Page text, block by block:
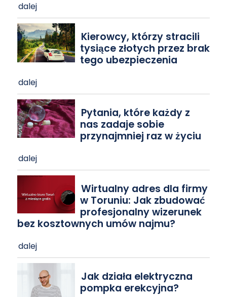
dalej
Kierowcy, którzy stracili
tysiące złotych przez brak
tego ubezpieczenia
dalej
Pytania, które każdy z
nas zadaje sobie
przynajmniej raz w życiu
dalej
Wirtualny adres dla firmy
w Toruniu: Jak zbudować
profesjonalny wizerunek
bez kosztownych umów najmu?
dalej
Jak działa elektryczna
pompka erekcyjna?